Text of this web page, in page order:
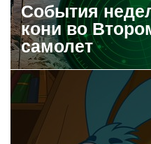
События
кони во
самолет